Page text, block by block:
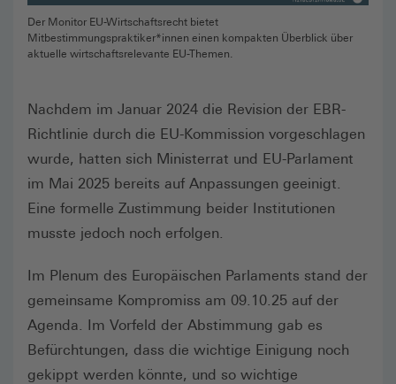
Der Monitor EU-Wirtschaftsrecht bietet
Mitbestimmungspraktiker*innen einen kompakten Überblick über
aktuelle wirtschaftsrelevante EU-Themen.
Nachdem im Januar 2024 die Revision der EBR-
Richtlinie durch die EU-Kommission vorgeschlagen
wurde, hatten sich Ministerrat und EU-Parlament
im Mai 2025 bereits auf Anpassungen geeinigt.
Eine formelle Zustimmung beider Institutionen
musste jedoch noch erfolgen.
Im Plenum des Europäischen Parlaments stand der
gemeinsame Kompromiss am 09.10.25 auf der
Agenda. Im Vorfeld der Abstimmung gab es
Befürchtungen, dass die wichtige Einigung noch
gekippt werden könnte, und so wichtige